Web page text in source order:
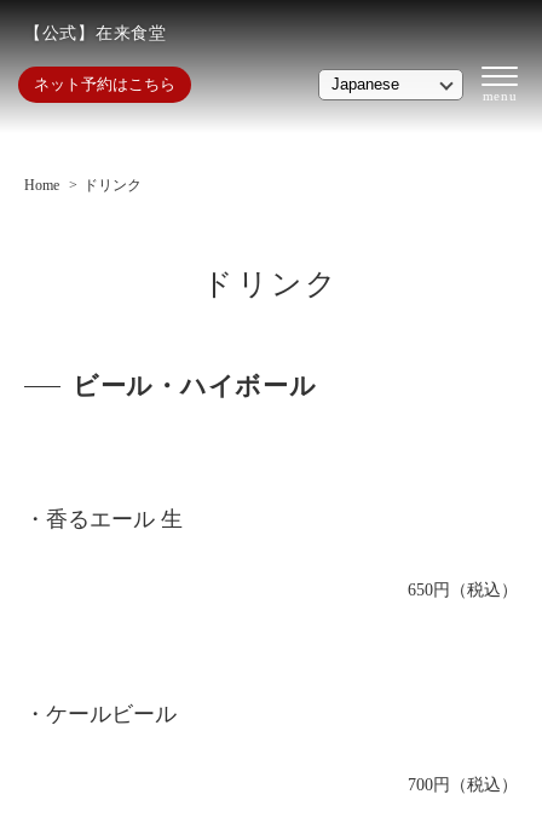
【公式】在来食堂
ネット予約はこちら
Home ドリンク
ドリンク
ビール・ハイボール
・香るエール 生
650円（税込）
・ケールビール
700円（税込）